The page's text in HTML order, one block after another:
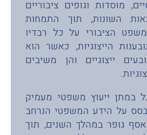
מוסדות וגופים ציבוריים
השונות, תוך התמחות
הציבורי על כל רבדיו
הייצוגיות, כאשר הוא
ייצוגיים והן משיבים
במתן ייעוץ משפטי מעמיק
על הידע המשפטי הנרחב
גופר במהלך השנים, תוך